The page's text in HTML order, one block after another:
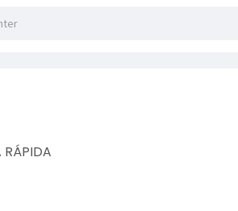
RÁPIDA